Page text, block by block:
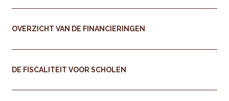
OVERZICHT VAN DE FINANCIERINGEN
DE FISCALITEIT VOOR SCHOLEN